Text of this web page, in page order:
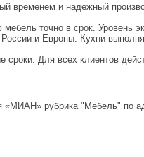
временем и надежный
точно в срок. Уровень
и Европы. Кухни
Для всех клиентов
рубрика "Мебель" по